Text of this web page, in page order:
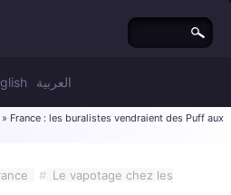
العربية
» France : les buralistes vendraient des Puff aux
# Le vapotage chez les